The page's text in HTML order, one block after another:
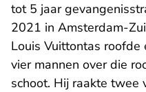
tot 5 jaar
2021 in Amsterdam-
Louis Vuittontas roofde
vier mannen over die
schoot. Hij raakte twee